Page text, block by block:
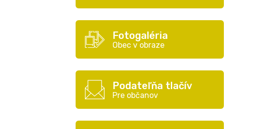
Fotogaléria
Obec v obraze
Podateľňa tlačív
Pre občanov